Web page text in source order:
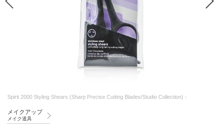
Spirit 2000 Styling Shears (Sharp Precise Cutting Blades/Studio Collection) -
メイクアップ
メイク道具